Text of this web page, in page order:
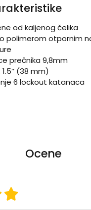
od kaljenog čelika
polimerom otpornim
prečnika 9,8mm
(38 mm)
6 lockout katanaca
Ocene
Ocena 5
4
3